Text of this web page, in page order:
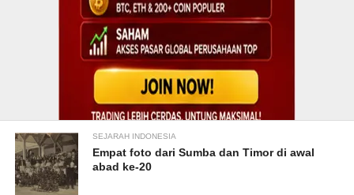
SEJARAH INDONESIA
Empat foto dari Sumba dan Timor di awal
abad ke-20